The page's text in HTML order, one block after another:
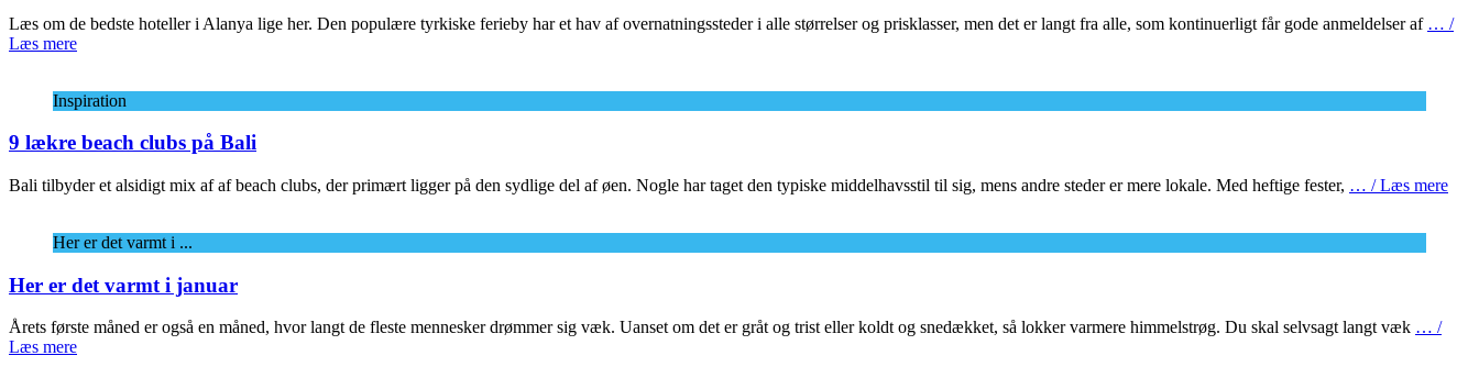
Læs om de bedste hoteller i Alanya lige her. Den populære tyrkiske ferieby har et hav af overnatningssteder i alle størrelser og prisklasser, men det er langt fra alle, som kontinuerligt får gode anmeldelser af … /
Læs mere
Inspiration
9 lækre beach clubs på Bali
Bali tilbyder et alsidigt mix af af beach clubs, der primært ligger på den sydlige del af øen. Nogle har taget den typiske middelhavsstil til sig, mens andre steder er mere lokale. Med heftige fester, … / Læs mere
Her er det varmt i ...
Her er det varmt i januar
Årets første måned er også en måned, hvor langt de fleste mennesker drømmer sig væk. Uanset om det er gråt og trist eller koldt og snedækket, så lokker varmere himmelstrøg. Du skal selvsagt langt væk … /
Læs mere